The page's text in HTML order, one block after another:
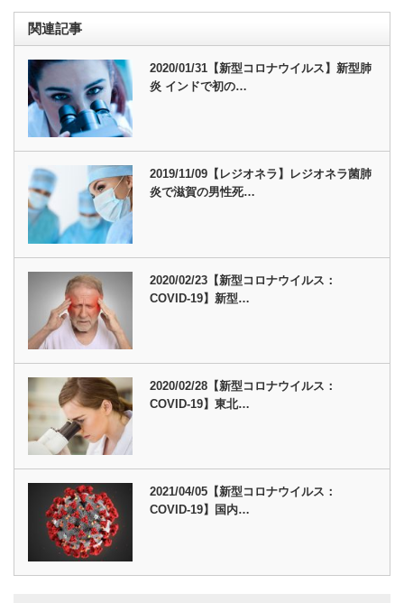
関連記事
2020/01/31【新型コロナウイルス】新型肺
炎 インドで初の…
2019/11/09【レジオネラ】レジオネラ菌肺
炎で滋賀の男性死…
2020/02/23【新型コロナウイルス：
COVID-19】新型…
2020/02/28【新型コロナウイルス：
COVID-19】東北…
2021/04/05【新型コロナウイルス：
COVID-19】国内…